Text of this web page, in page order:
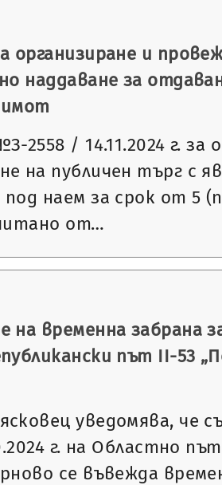
организиране и
наддаване за
имот
2558 / 14.11.2024 г. за
на публичен търг с
наем за срок от 5
от…
на временна забрана
път ІІ-53
уведомява, че
г. на Областно
се въвежда